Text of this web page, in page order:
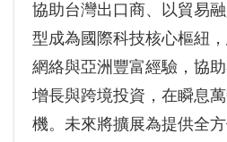
協助台灣出口商、以貿易
型成為國際科技核心樞紐
網絡與亞洲豐富經驗，協
增長與跨境投資，在瞬息
機。未來將擴展為提供全